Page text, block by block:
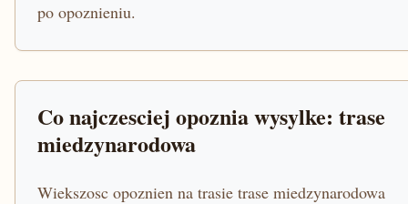
po opoznieniu.
Co najczesciej opoznia wysylke: trase
miedzynarodowa
Wiekszosc opoznien na trasie trase miedzynarodowa